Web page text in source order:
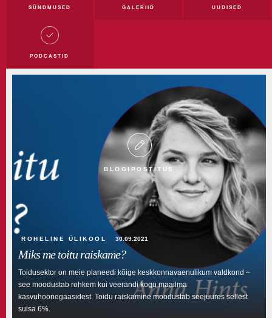
Humanitaarblogi
Tudengiblogi
TLÜ blog
SÜNDMUSED GALERIID UUDISED
PODCASTID
BLOGIPOSTITUS
ROHELINE ÜLIKOOL 30.09.2021
Miks me toitu raiskame?
Toidusektor on meie planeedi kõige keskkonnavaenulikum valdkond –
see moodustab rohkem kui veerandi kogu maailma
kasvuhoonegaasidest. Toidu raiskamine moodustab seejuures sellest
suisa 6%.